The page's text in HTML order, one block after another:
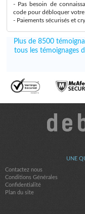
- Pas besoin de
code pour débloquer
- Paiements sécurisés et
Plus de 8500
tous les témoignages
UNE
Contactez nous
Conditions Générales
Confidentialité
Plan du site